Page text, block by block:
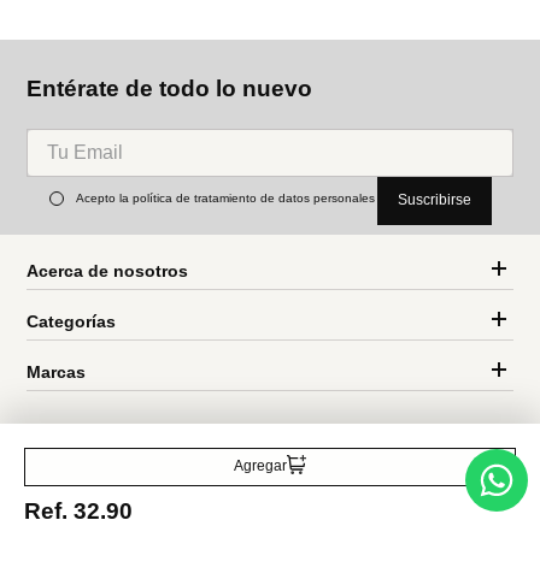
Agregar
Ref. 32.90
Entérate de todo lo nuevo
Acepto la política de tratamiento de datos personales Suscribirse
Acerca de nosotros
Categorías
Marcas
Traetelo, el marketplace de moda en Venezuela para quienes buscan
estilo, calidad y las mejores marcas en un solo lugar.